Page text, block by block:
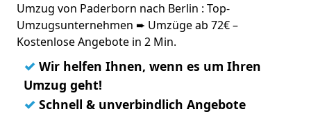
Umzug von Paderborn nach Berlin : Top-
Umzugsunternehmen ➨ Umzüge ab 72€ –
Kostenlose Angebote in 2 Min.
✓ Wir helfen Ihnen, wenn es um Ihren
Umzug geht!
✓ Schnell & unverbindlich Angebote